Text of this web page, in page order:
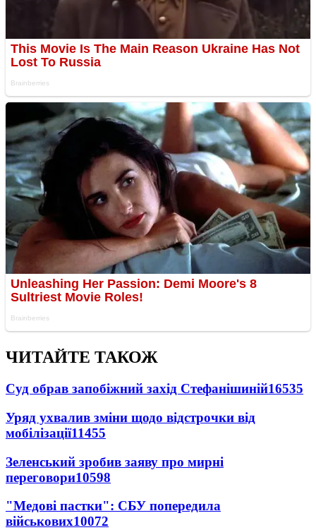
ЧИТАЙТЕ ТАКОЖ
Суд обрав запобіжний захід Стефанішиній16535
Уряд ухвалив зміни щодо відстрочки від
мобілізації11455
Зеленський зробив заяву про мирні
переговори10598
"Медові пастки": СБУ попередила
військових10072